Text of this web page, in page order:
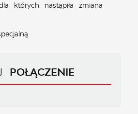
których nastąpiła zmiana
POŁĄCZENIE